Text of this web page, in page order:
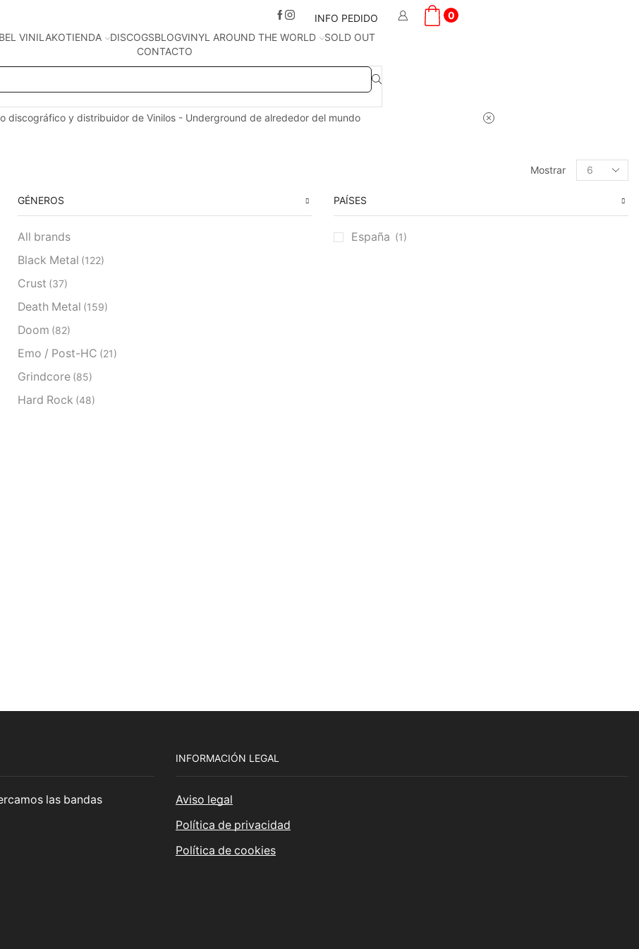
INFO PEDIDO
0
VINILAKOTIENDA DISCOGSBLOGVINYL AROUND THE WORLD
SOLD OUT
CONTACTO
Search
input
discográfico y distribuidor de Vinilos - Underground de alrededor del mundo
Mostrar
Products
per
GÉNEROS
All brands
Black Metal (122)
Crust (37)
Death Metal (159)
Doom (82)
Emo / Post-HC (21)
Grindcore (85)
Hard Rock (48)
PAÍSES
España (1)
las bandas
INFORMACIÓN LEGAL
Aviso legal
Política de privacidad
Política de cookies